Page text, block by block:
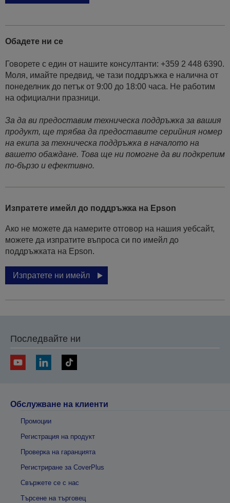
Обадете ни се
Говорете с един от нашите консултанти: +359 2 448 6390.
Моля, имайте предвид, че тази поддръжка е налична от
понеделник до петък от 9:00 до 18:00 часа. Не работим
на официални празници.
За да ви предоставим техническа поддръжка за вашия
продукт, ще трябва да предоставите серийния номер
на екипа за техническа поддръжка в началото на
вашето обаждане. Това ще ни помогне да ви подкрепим
по-бързо и ефективно.
Изпратете имейл до поддръжка на Epson
Ако не можете да намерите отговор на нашия уебсайт,
можете да изпратите въпроса си по имейл до
поддръжката на Epson.
Изпратете ни имейл
Последвайте ни
Обслужване на клиенти
Промоции
Регистрация на продукт
Проверка на гаранцията
Регистриране за CoverPlus
Свържете се с нас
Търсене на търговец